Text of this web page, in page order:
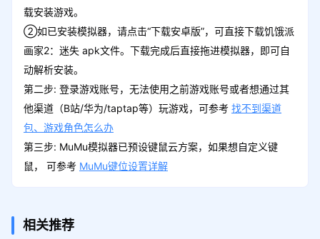
载安装游戏。
②如已安装模拟器，请点击“下载安卓版”，可直接下载饥饿派
画家2：迷失 apk文件。下载完成后直接拖进模拟器，即可自
动解析安装。
第二步: 登录游戏账号，无法使用之前游戏账号或者想通过其
他渠道（B站/华为/taptap等）玩游戏，可参考 找不到渠道
包、游戏角色怎么办
第三步: MuMu模拟器已预设键鼠云方案，如果想自定义键
鼠， 可参考 MuMu键位设置详解
相关推荐